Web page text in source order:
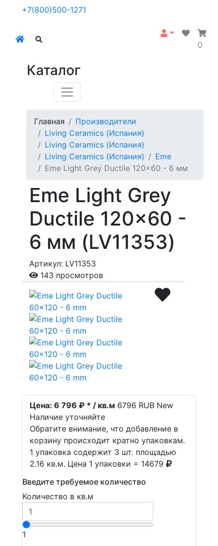
+7(800)500-1271
0
Каталог
Главная
Производители
Living Ceramics (Испания)
Living Ceramics (Испания)
Living Ceramics (Испания)
Eme
Eme Light Grey Ductile 120x60 - 6 мм
Eme Light Grey
Ductile 120x60 -
6 мм (LV11353)
Артикул: LV11353
143 просмотров
Цена: 6 796 ₽ * / кв.м 6796 RUB New
Наличие уточняйте
Обратите внимание, что добавление в
корзину происходит кратно упаковкам.
1 упаковка содержит 3 шт. площадью
2.16 кв.м. Цена 1 упаковки = 14679
Введите требуемое количество
Количество в кв.м
1